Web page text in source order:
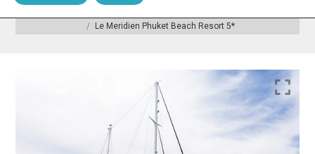
Le Meridien Phuket Beach Resort 5*